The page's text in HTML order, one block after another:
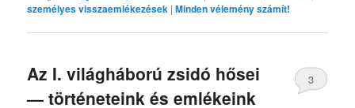
személyes visszaemlékezések |Minden vélemény számít!
Az I. világháború zsidó hősei
— történeteink és emlékeink
3